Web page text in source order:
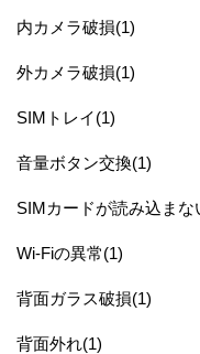
内カメラ破損(1)
外カメラ破損(1)
SIMトレイ(1)
音量ボタン交換(1)
SIMカードが読み込まな
Wi-Fiの異常(1)
背面ガラス破損(1)
背面外れ(1)